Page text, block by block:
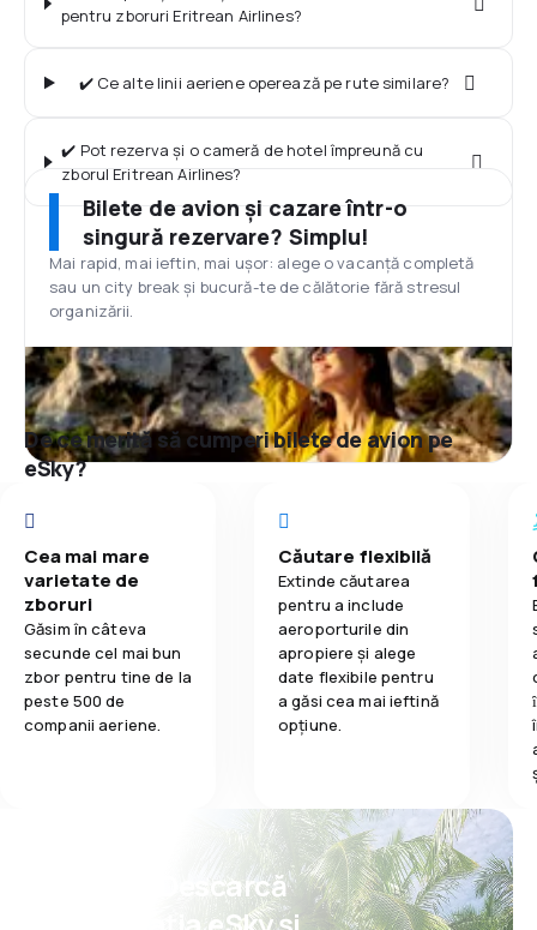
pentru zboruri Eritrean Airlines?
✔️ Ce alte linii aeriene operează pe rute similare?
✔️ Pot rezerva și o cameră de hotel împreună cu
zborul Eritrean Airlines?
Bilete de avion și cazare într-o
singură rezervare? Simplu!
Mai rapid, mai ieftin, mai ușor: alege o vacanță completă
sau un city break și bucură-te de călătorie fără stresul
organizării.
De ce merită să cumperi bilete de avion pe
eSky?
Cea mai mare
varietate de
zboruri
Găsim în câteva
secunde cel mai bun
zbor pentru tine de la
peste 500 de
companii aeriene.
Căutare flexibilă
Extinde căutarea
pentru a include
aeroporturile din
apropiere și alege
date flexibile pentru
a găsi cea mai ieftină
opțiune.
Psst! Descarcă